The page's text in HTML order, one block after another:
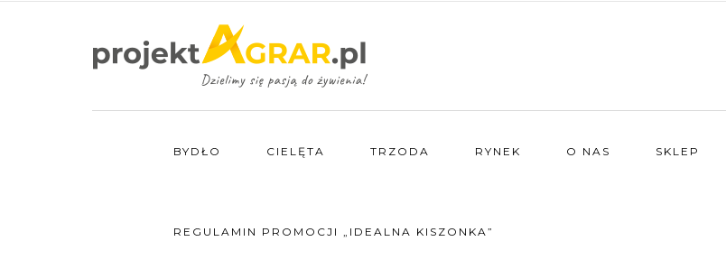
BYDŁO CIELĘTA TRZODA RYNEK O NAS SKLEP
REGULAMIN PROMOCJI „IDEALNA KISZONKA”